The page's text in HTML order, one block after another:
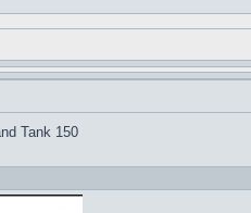
Tank 150